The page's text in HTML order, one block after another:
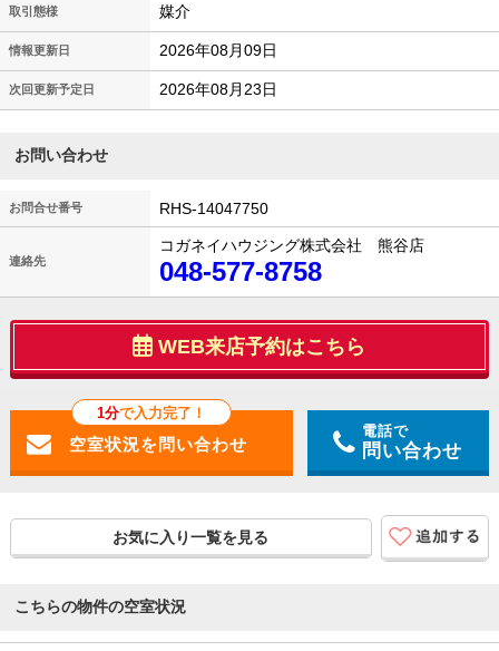
取引態様 媒介
情報更新日 2026年08月09日
次回更新予定日 2026年08月23日
お問い合わせ
お問合せ番号 RHS-14047750
連絡先
コガネイハウジング株式会社 熊谷店
048-577-8758
WEB来店予約はこちら
1分で入力完了！
電話で
問い合わせ
お気に入り一覧を見る
こちらの物件の空室状況